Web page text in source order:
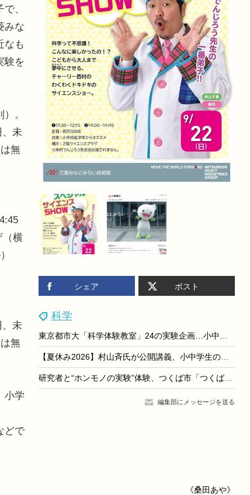
シェア ポスト
科学
東京都市大「科学体験教室」24の実験企画…小中向け9/6
【夏休み2026】村山斉氏が公開講義、小中学生のための大学講義スクール9月開校
研究者と“ホンモノの実験”体験、つくば市「つくばまるごとLAB」8/29
編集部にメッセージを送る
、
みな
なも
験を
。
未
無
（横
未
無
小学
どで
《桑田あや》